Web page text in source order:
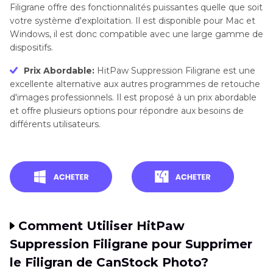
Filigrane offre des fonctionnalités puissantes quelle que soit
votre système d'exploitation. Il est disponible pour Mac et
Windows, il est donc compatible avec une large gamme de
dispositifs.
Prix Abordable: HitPaw Suppression Filigrane est une
excellente alternative aux autres programmes de retouche
d'images professionnels. Il est proposé à un prix abordable
et offre plusieurs options pour répondre aux besoins de
différents utilisateurs.
Comment Utiliser HitPaw
Suppression Filigrane pour Supprimer
le Filigran de CanStock Photo?